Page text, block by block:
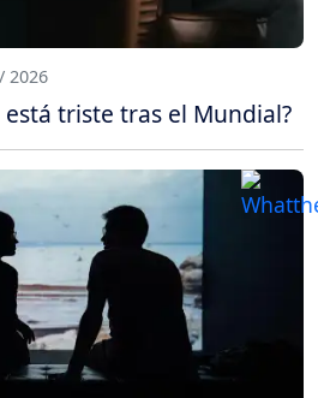
2026
triste tras el Mundial?